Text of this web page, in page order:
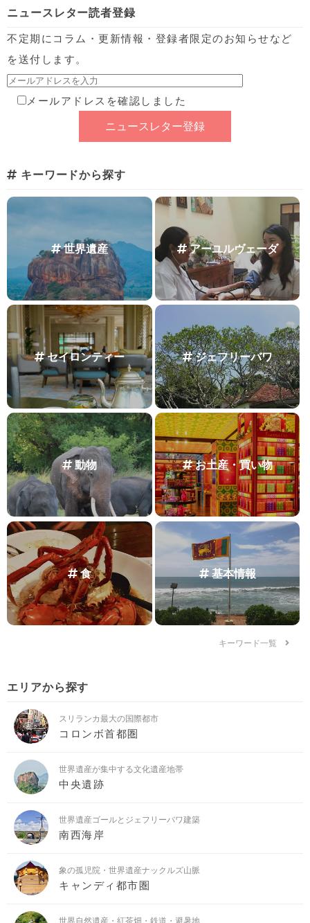
ニュースレター読者登録
不定期にコラム・更新情報・登録者限定のお知らせなど
を送付します。
メールアドレスを確認しました
キーワードから探す
世界遺産 アーユルヴェーダ
セイロンティー ジェフリーバワ
動物 お土産・買い物
食 基本情報
キーワード一覧
エリアから探す
スリランカ最大の国際都市
コロンボ首都圏
世界遺産が集中する文化遺産地帯
中央遺跡
世界遺産ゴールとジェフリーバワ建築
南西海岸
象の孤児院・世界遺産ナックルズ山脈
キャンディ都市圏
世界自然遺産・紅茶畑・鉄道・避暑地